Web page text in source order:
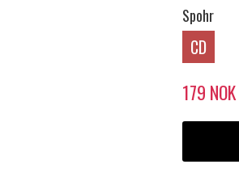
Spohr
CD
179 NOK